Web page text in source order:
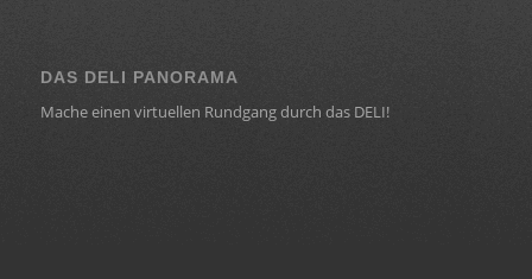
DAS DELI PANORAMA
Mache einen virtuellen Rundgang durch das DELI!